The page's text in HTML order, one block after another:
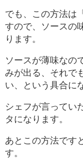
でも、この方法は
すので、ソースの
ります。
ソースが薄味なの
みが出る、それで
い、という具合に
シェフが言ってい
タになります。
あとこの方法です
す。